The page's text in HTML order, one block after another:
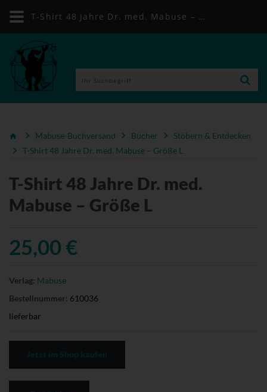
Mabuse-Buchversand Bücher
Stöbern & Entdecken
T-Shirt 48 Jahre Dr. med. Mabuse – Größe L
T-Shirt 48 Jahre Dr. med.
Mabuse – Größe L
25,00 €
Verlag: Mabuse
Bestellnummer: 610036
lieferbar
T-Shirt 48 Jahre Dr. med. Mabuse – Größe L | Mabuse-Buchversand